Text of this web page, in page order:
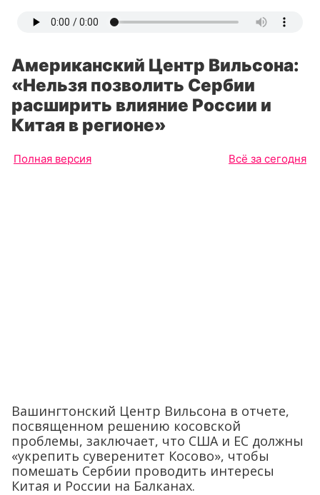
Американский Центр Вильсона:
«Нельзя позволить Сербии
расширить влияние России и
Китая в регионе»
Полная версия Всё за сегодня
Вашингтонский Центр Вильсона в отчете,
посвященном решению косовской
проблемы, заключает, что США и ЕС должны
«укрепить суверенитет Косово», чтобы
помешать Сербии проводить интересы
Китая и России на Балканах.